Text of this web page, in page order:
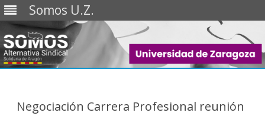
Somos U.Z.
Saltar
Negociación Carrera Profesional reunión